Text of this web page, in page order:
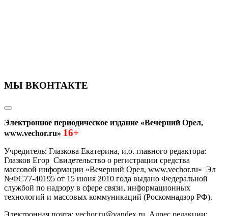
МЫ ВКОНТАКТЕ
Электронное периодическое издание «Вечерний Орел,
www.vechor.ru» 16+
Учредитель: Глазкова Екатерина, и.о. главного редактора:
Глазков Егор Свидетельство о регистрации средства
массовой информации «Вечерний Орел, www.vechor.ru» Эл
№ФС77-40195 от 15 июня 2010 года выдано Федеральной
службой по надзору в сфере связи, информационных
технологий и массовых коммуникаций (Роскомнадзор РФ).
Электронная почта: vechor.ru@yandex.ru. Адрес редакции: